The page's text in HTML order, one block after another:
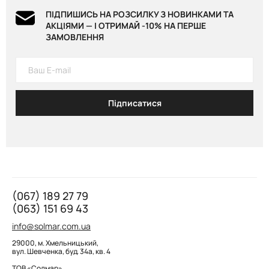
Чоловіча футболка polo в кольорі dark blue 999 грн
Чоловічий гольф з високим коміром, Dark Blue 1 399 грн
Чоловічий джемпер поло, Dark Blue 1 399 грн
ПІДПИШИСЬ НА РОЗСИЛКУ З НОВИНКАМИ ТА
АКЦІЯМИ — І ОТРИМАЙ -10% НА ПЕРШЕ
ЗАМОВЛЕННЯ
Підписатися
(067) 189 27 79
(063) 151 69 43
info@solmar.com.ua
29000, м. Хмельницький,
вул. Шевченка, буд. 34а, кв. 4